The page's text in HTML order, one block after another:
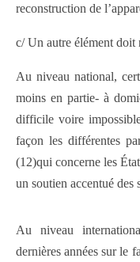
reconstruction de
c/ Un autre élément doit
Au niveau national,
moins en partie- à
difficile voire
façon les différentes
(12)qui concerne les
un soutien accentué des
Au niveau
dernières années sur le